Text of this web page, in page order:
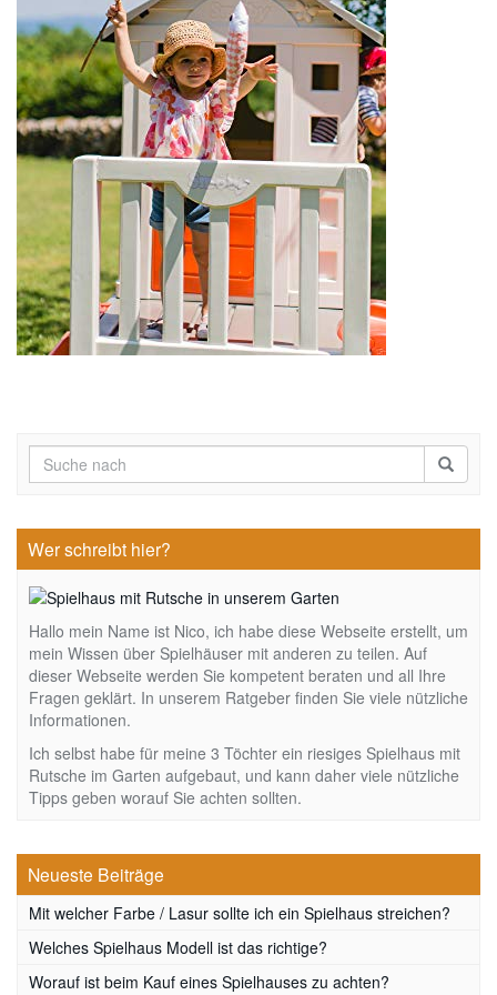
Wer schreibt hier?
Hallo mein Name ist Nico, ich habe diese Webseite erstellt, um
mein Wissen über Spielhäuser mit anderen zu teilen. Auf
dieser Webseite werden Sie kompetent beraten und all Ihre
Fragen geklärt. In unserem Ratgeber finden Sie viele nützliche
Informationen.
Ich selbst habe für meine 3 Töchter ein riesiges Spielhaus mit
Rutsche im Garten aufgebaut, und kann daher viele nützliche
Tipps geben worauf Sie achten sollten.
Neueste Beiträge
Mit welcher Farbe / Lasur sollte ich ein Spielhaus streichen?
Welches Spielhaus Modell ist das richtige?
Worauf ist beim Kauf eines Spielhauses zu achten?